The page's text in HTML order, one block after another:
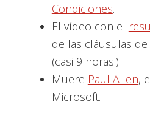
Condiciones.
El vídeo con el
de las cláusulas
(casi 9 horas!).
Muere Paul Allen,
Microsoft.